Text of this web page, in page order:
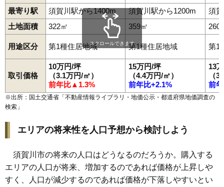
最寄り駅 須賀川駅から1400m 須賀川駅から1200m
須
土地面積
322㎡ 359㎡ 260
用途区分 第1種住居地域 第1種住居地域 第1
取引価格
10万円/坪
（3.1万円/㎡）
前年比▲1.3%
15万円/坪
（4.4万円/㎡）
前年比+2.1%
13
（
前
スクロールできます
※出所：国土交通省「不動産情報ライブラリ・地価公示・都道府県地価調査の
検索 」
エリアの将来性を人口予想から検討しよう
須賀川市の将来の人口はどうなるのだろうか。購入する
エリアの人口が将来、増加するのであれば価格が上昇しや
すく、人口が減少するのであれば価格が下落しやすいとい